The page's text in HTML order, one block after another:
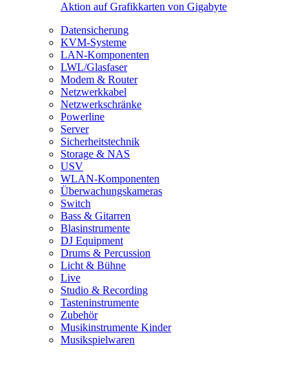
Aktion auf Grafikkarten von Gigabyte
Datensicherung
KVM-Systeme
LAN-Komponenten
LWL/Glasfaser
Modem & Router
Netzwerkkabel
Netzwerkschränke
Powerline
Server
Sicherheitstechnik
Storage & NAS
USV
WLAN-Komponenten
Überwachungskameras
Switch
Bass & Gitarren
Blasinstrumente
DJ Equipment
Drums & Percussion
Licht & Bühne
Live
Studio & Recording
Tasteninstrumente
Zubehör
Musikinstrumente Kinder
Musikspielwaren